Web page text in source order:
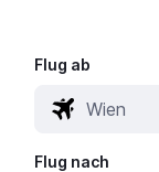
Flug ab
Flug nach